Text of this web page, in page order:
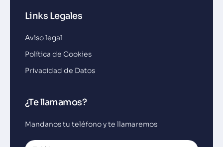
Links Legales
Aviso legal
Política de Cookies
Privacidad de Datos
¿Te llamamos?
Mandanos tu teléfono y te llamaremos